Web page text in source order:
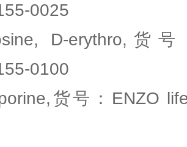
0025
D-erythro,货号
0100
货号：ENZO